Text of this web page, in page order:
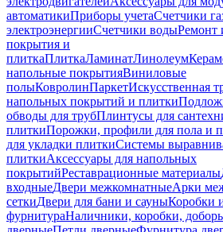
автоматикиПриборы учетаСчетчики
электроэнергииСчетчики водыРемонт
покрытия и
плиткаПлиткаЛаминатЛинолеум
напольные покрытияВиниловые
полыКовролинПаркетИскусственная
напольных покрытий и плитки
обводы для трубПлинтусы для
плиткиПорожки, профили для пола и
для укладки плиткиСистемы
плиткиАксессуары для напольных
покрытийРеставрационные материалы
входныеДвери межкомнатныеАрки
сеткиДвери для бани и сауныКоробки
фурнитураНаличники, коробки,